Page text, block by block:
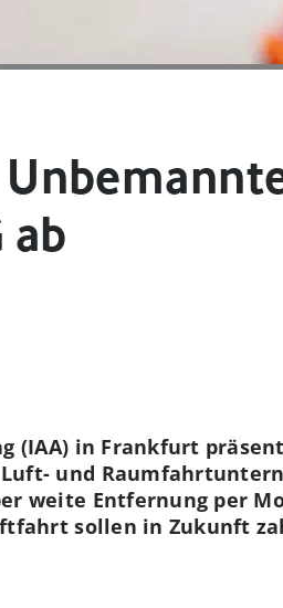
in Frankfurt
und
weite Entfernung per
sollen in Zukunft